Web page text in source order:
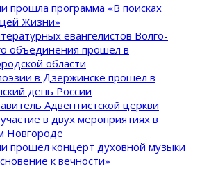
прошла программа «В поисках
Жизни»
евангелистов Волго-
объединения прошел в
области
в Дзержинске прошел в
день России
Адвентистской церкви
в двух мероприятиях в
Новгороде
прошел концерт духовной музыки
к вечности»